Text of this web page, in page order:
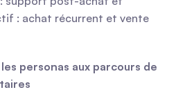
: achat récurrent et vente
personas aux parcours de